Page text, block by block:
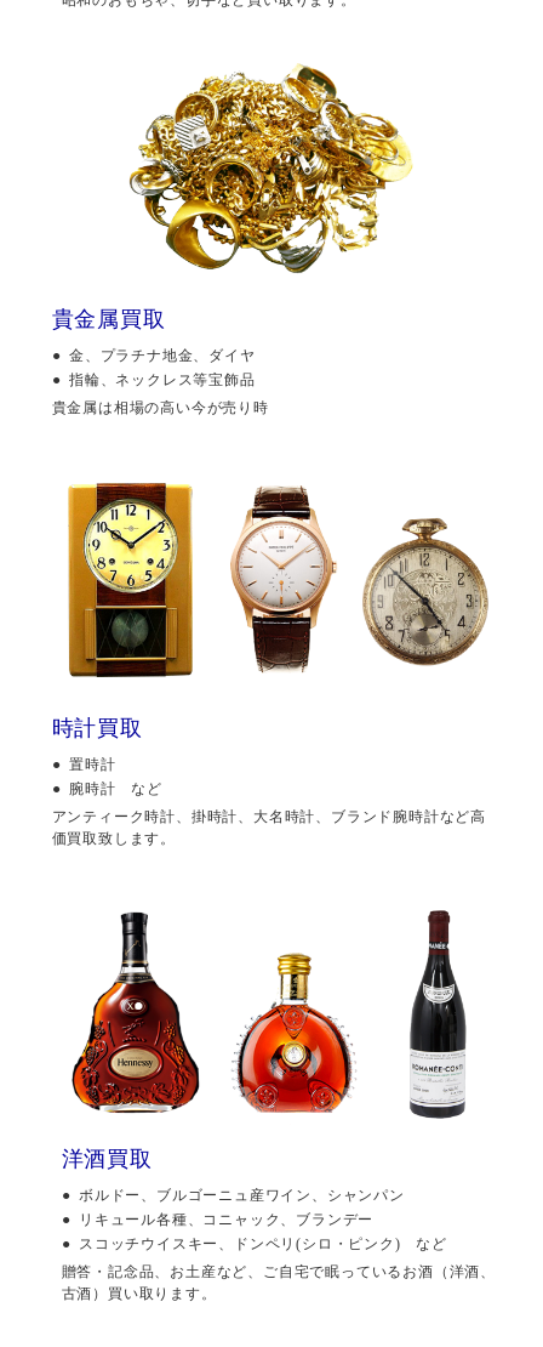
貴金属買取
金、プラチナ地金、ダイヤ
指輪、ネックレス等宝飾品
貴金属は相場の高い今が売り時
時計買取
置時計
腕時計 など
アンティーク時計、掛時計、大名時計、ブランド腕時計など高
価買取致します。
洋酒買取
ボルドー、ブルゴーニュ産ワイン、シャンパン
リキュール各種、コニャック、ブランデー
スコッチウイスキー、ドンペリ(シロ・ピンク) など
贈答・記念品、お土産など、ご自宅で眠っているお酒（洋酒、
古酒）買い取ります。